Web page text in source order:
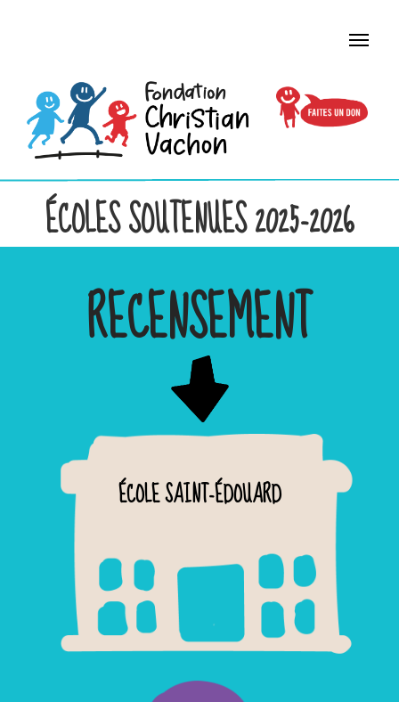
ÉCOLES SOUTENUES 2025-2026
RECENSEMENT
ÉCOLE SAINT-ÉDOUARD